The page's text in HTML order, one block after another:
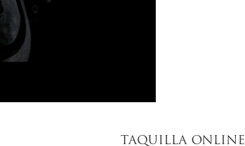
TAQUILLA ONLINE